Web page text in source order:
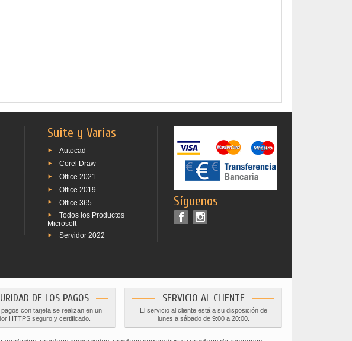
Suite y Varias
Autocad
Corel Draw
Office 2021
Office 2019
Office 365
Todos los Productos
Microsoft
Servidor 2022
Síguenos
DE LOS PAGOS
con tarjeta se realizan en un
HTTPS seguro y certificado.
SERVICIO AL CLIENTE
El servicio al cliente está a su disposición de
lunes a sábado de 9:00 a 20:00.